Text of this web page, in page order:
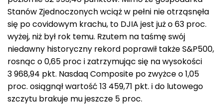
Stanów Zjednoczonych wciąż w pełni nie otrząsnęła
się po covidowym krachu, to DJIA jest już o 63 proc.
wyżej, niż był rok temu. Rzutem na taśmę swój
niedawny historyczny rekord poprawił także S&P500,
rosnąc o 0,65 proc i zatrzymując się na wysokości
3 968,94 pkt. Nasdaq Composite po zwyżce o 1,05
proc. osiągnął wartość 13 459,71 pkt. i do lutowego
szczytu brakuje mu jeszcze 5 proc.